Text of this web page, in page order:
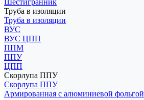
Шестигранник
Труба в изоляции
Труба в изоляции
ВУС
ВУС ЦПП
ППМ
ППУ
ЦПП
Скорлупа ППУ
Скорлупа ППУ
Армированная с алюминиевой фольгой